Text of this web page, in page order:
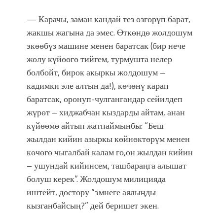
— Карачы, заман кандай тез өзгөрүп барат,
жакшы жагына да эмес. Өткөндө жолдошум
экөөбүз машине менен баратсак (бир нече
жолу күйөөгө тийгем, турмушта нелер
болбойт, бирок акыркы жолдошум –
кадимки эле алтын да!), көчөнү карап
баратсак, оронуп-чулгангандар сейилдеп
жүрөт – хиджабчан кыздарды айтам, анан
күйөөмө айтып жатпаймынбы: “Беш
жылдан кийин азыркы көйнөктөрүм менен
көчөгө чыгалбай калам го,он жылдан кийин
– ушундай кийинсем, ташбараңга алышат
болуш керек”. Жолдошум милицияда
иштейт, достору “эмнеге аялыңды
кызганбайсың?” дей беришет экен.